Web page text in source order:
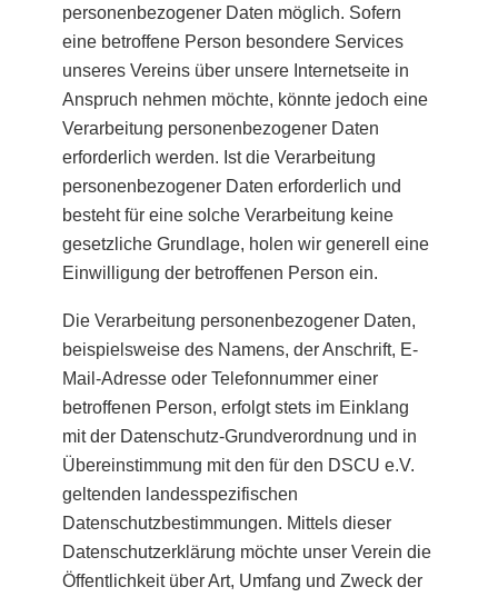
personenbezogener Daten möglich. Sofern
eine betroffene Person besondere Services
unseres Vereins über unsere Internetseite in
Anspruch nehmen möchte, könnte jedoch eine
Verarbeitung personenbezogener Daten
erforderlich werden. Ist die Verarbeitung
personenbezogener Daten erforderlich und
besteht für eine solche Verarbeitung keine
gesetzliche Grundlage, holen wir generell eine
Einwilligung der betroffenen Person ein.
Die Verarbeitung personenbezogener Daten,
beispielsweise des Namens, der Anschrift, E-
Mail-Adresse oder Telefonnummer einer
betroffenen Person, erfolgt stets im Einklang
mit der Datenschutz-Grundverordnung und in
Übereinstimmung mit den für den DSCU e.V.
geltenden landesspezifischen
Datenschutzbestimmungen. Mittels dieser
Datenschutzerklärung möchte unser Verein die
Öffentlichkeit über Art, Umfang und Zweck der